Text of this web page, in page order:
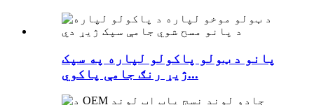
پانو د ټولو پاکولو لپاره په سپک
ژیړ رنګ جامې پاکوي...